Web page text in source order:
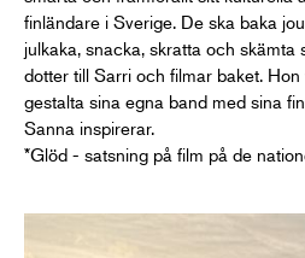
finländare i Sverige. De ska baka
julkaka, snacka, skratta och skämta
dotter till Sarri och filmar baket.
gestalta sina egna band med sina
Sanna inspirerar.
*Glöd - satsning på film på de